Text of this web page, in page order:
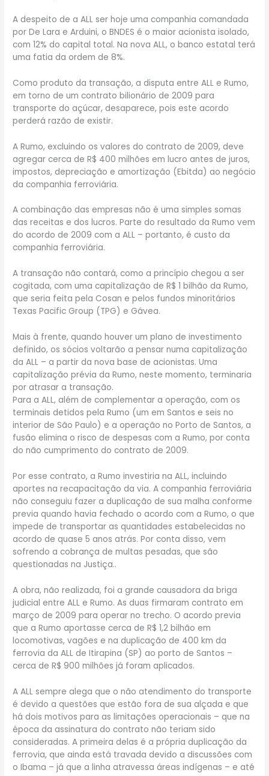
A despeito de a ALL ser hoje uma companhia comandada
por De Lara e Arduini, o BNDES é o maior acionista isolado,
com 12% do capital total. Na nova ALL, o banco estatal terá
uma fatia da ordem de 8%.
Como produto da transação, a disputa entre ALL e Rumo,
em torno de um contrato bilionário de 2009 para
transporte do açúcar, desaparece, pois este acordo
perderá razão de existir.
A Rumo, excluindo os valores do contrato de 2009, deve
agregar cerca de R$ 400 milhões em lucro antes de juros,
impostos, depreciação e amortização (Ebitda) ao negócio
da companhia ferroviária.
A combinação das empresas não é uma simples somas
das receitas e dos lucros. Parte do resultado da Rumo vem
do acordo de 2009 com a ALL – portanto, é custo da
companhia ferroviária.
A transação não contará, como a princípio chegou a ser
cogitada, com uma capitalização de R$ 1 bilhão da Rumo,
que seria feita pela Cosan e pelos fundos minoritários
Texas Pacific Group (TPG) e Gávea.
Mais à frente, quando houver um plano de investimento
definido, os sócios voltarão a pensar numa capitalização
da ALL – a partir da nova base de acionistas. Uma
capitalização prévia da Rumo, neste momento, terminaria
por atrasar a transação.
Para a ALL, além de complementar a operação, com os
terminais detidos pela Rumo (um em Santos e seis no
interior de São Paulo) e a operação no Porto de Santos, a
fusão elimina o risco de despesas com a Rumo, por conta
do não cumprimento do contrato de 2009.
Por esse contrato, a Rumo investiria na ALL, incluindo
aportes na recapacitação da via. A companhia ferroviária
não conseguiu fazer a duplicação de sua malha conforme
previa quando havia fechado o acordo com a Rumo, o que
impede de transportar as quantidades estabelecidas no
acordo de quase 5 anos atrás. Por conta disso, vem
sofrendo a cobrança de multas pesadas, que são
questionadas na Justiça..
A obra, não realizada, foi a grande causadora da briga
judicial entre ALL e Rumo. As duas firmaram contrato em
março de 2009 para operar no trecho. O acordo previa
que a Rumo aportasse cerca de R$ 1,2 bilhão em
locomotivas, vagões e na duplicação de 400 km da
ferrovia da ALL de Itirapina (SP) ao porto de Santos –
cerca de R$ 900 milhões já foram aplicados.
A ALL sempre alega que o não atendimento do transporte
é devido a questões que estão fora de sua alçada e que
há dois motivos para as limitações operacionais – que na
época da assinatura do contrato não teriam sido
consideradas. A primeira delas é a própria duplicação da
ferrovia, que ainda está travada devido a discussões com
o Ibama – já que a linha atravessa áreas indígenas – e até